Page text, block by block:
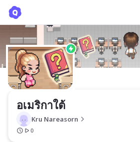
อเมริกาใต้
Kru Nareasorn
0